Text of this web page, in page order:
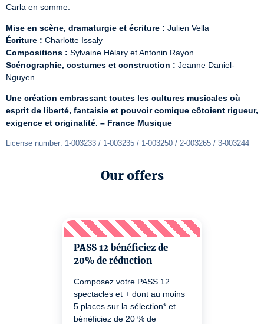
Carla en somme.
Mise en scène, dramaturgie et écriture :
Écriture :
Compositions :
Scénographie, costumes et construction : Jeanne Daniel-
Nguyen
Une création embrassant toutes les cultures musicales où
esprit de liberté, fantaisie et pouvoir comique côtoient rigueur,
exigence et originalité. – France Musique
License number: 1-003233 / 1-003235 / 1-003250 / 2-003265 / 3-003244
Our offers
PASS 12 bénéficiez de
20% de réduction
Composez votre PASS 12
spectacles et + dont au moins
5 places sur la sélection* et
bénéficiez de 20 % de